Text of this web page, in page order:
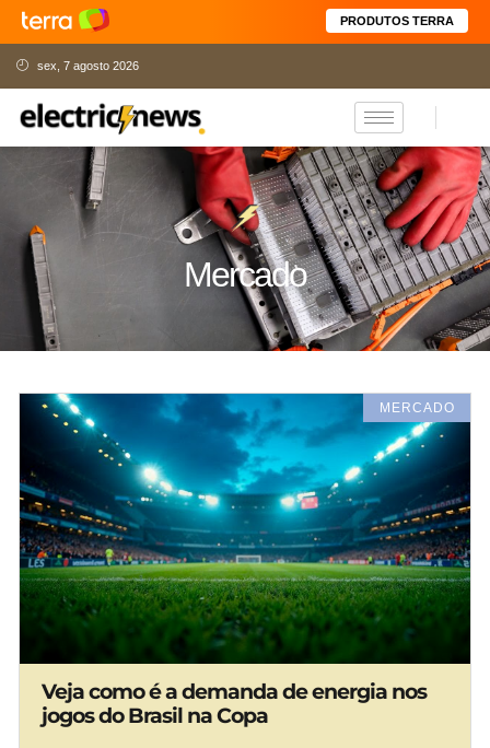
PRODUTOS TERRA
sex, 7 agosto 2026
Mercado
MERCADO
Veja como é a demanda de energia nos
jogos do Brasil na Copa